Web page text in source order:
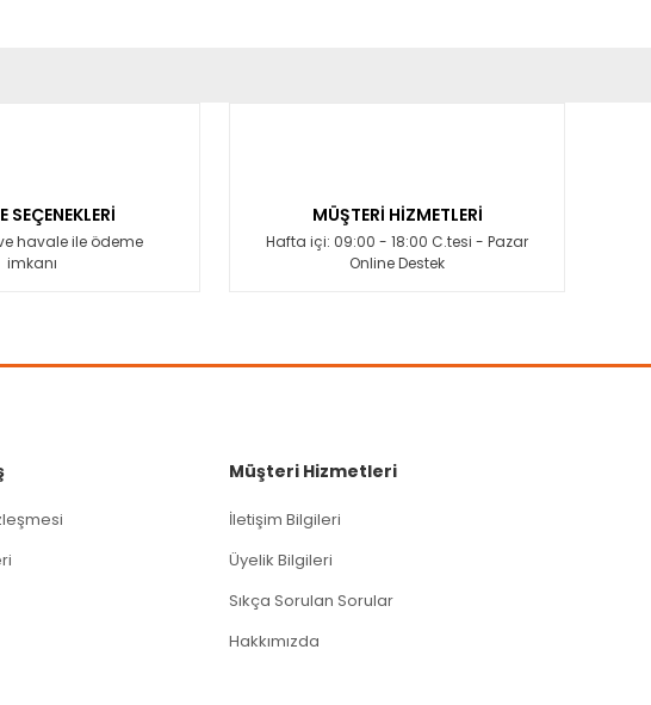
SEÇENEKLERİ
havale ile ödeme
imkanı
MÜŞTERİ HİZMETLERİ
Hafta içi: 09:00 - 18:00 C.tesi - Pazar
Online Destek
Müşteri Hizmetleri
İletişim Bilgileri
Üyelik Bilgileri
Sıkça Sorulan Sorular
Hakkımızda